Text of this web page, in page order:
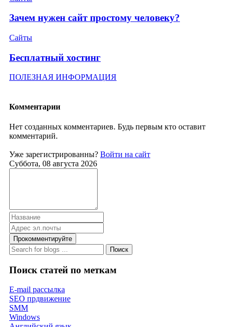
Зачем нужен сайт простому человеку?
Сайты
Бесплатный хостинг
ПОЛЕЗНАЯ ИНФОРМАЦИЯ
Комментарии
Нет созданных комментариев. Будь первым кто оставит
комментарий.
Уже зарегистрированны? Войти на сайт
Суббота, 08 августа 2026
Прокомментируйте
Поиск
Поиск статей по меткам
E-mail рассылка
SEO прдвижение
SMM
Windows